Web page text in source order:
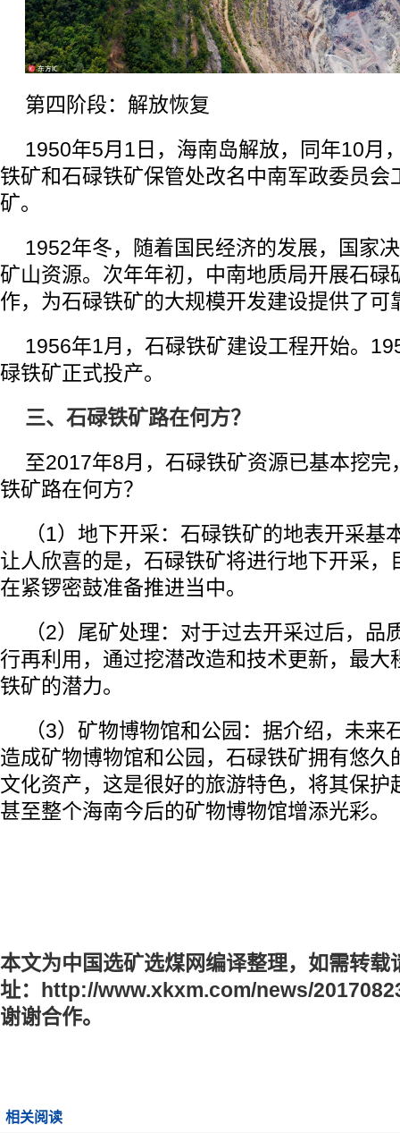
第四阶段：解放恢复
1950年5月1日，海南岛解放，同年10月
铁矿和石碌铁矿保管处改名中南军政委员会
矿。
1952年冬，随着国民经济的发展，国家
矿山资源。次年年初，中南地质局开展石碌
作，为石碌铁矿的大规模开发建设提供了可
1956年1月，石碌铁矿建设工程开始。
碌铁矿正式投产。
三、石碌铁矿路在何方？
至2017年8月，石碌铁矿资源已基本挖完
铁矿路在何方？
（1）地下开采：石碌铁矿的地表开采基
让人欣喜的是，石碌铁矿将进行地下开采，
在紧锣密鼓准备推进当中。
（2）尾矿处理：对于过去开采过后，品
行再利用，通过挖潜改造和技术更新，最大
铁矿的潜力。
（3）矿物博物馆和公园：据介绍，未来
造成矿物博物馆和公园，石碌铁矿拥有悠久
文化资产，这是很好的旅游特色，将其保护
甚至整个海南今后的矿物博物馆增添光彩。
本文为中国选矿选煤网编译整理，如需转载
址： http://www.xkxm.com/news/
谢谢合作。
相关阅读